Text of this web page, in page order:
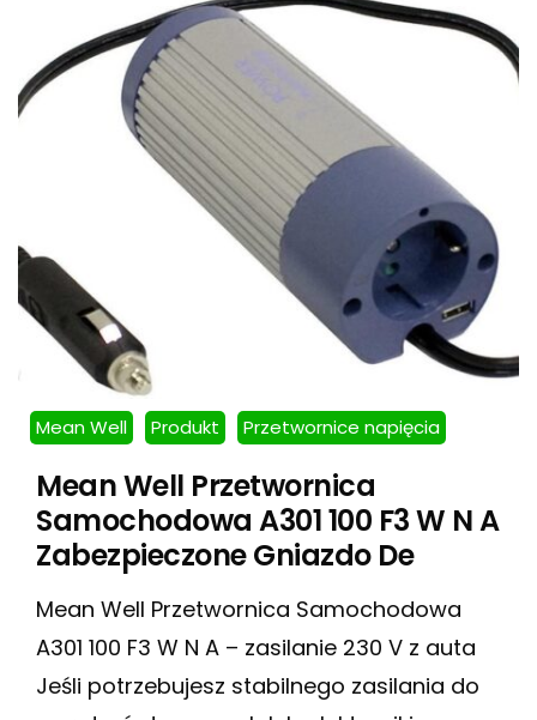
Mean Well Produkt Przetwornice napięcia
Mean Well Przetwornica
Samochodowa A301 100 F3 W N A
Zabezpieczone Gniazdo De
Mean Well Przetwornica Samochodowa
A301 100 F3 W N A – zasilanie 230 V z auta
Jeśli potrzebujesz stabilnego zasilania do